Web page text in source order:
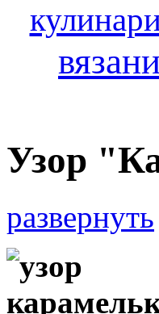
Узор
развернуть